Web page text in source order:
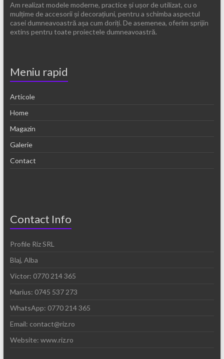
Am realizat modele moderne, practice și ușor de utilizat, cu o
mulțime de accesorii și decorațiuni, pentru a schimba aspectul
casei dumneavoastră așa cum doriți. De asemenea, oferim sprijin
extins pentru toate proiectele dumneavoastră.
Meniu rapid
Articole
Home
Magazin
Galerie
Contact
Contact Info
Profile Riz SRL
Blaj, Alba
Victor: 0770 214 365
Marius: 0745 537 273
WhatsApp: 0770 214 365
Email: contact@riz.ro
Website: www.riz.ro